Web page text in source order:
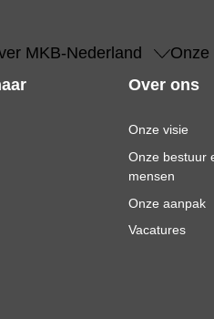
MKB-Nederland Onze
Over ons
Onze visie
Onze bestuur
mensen
Onze aanpak
Vacatures